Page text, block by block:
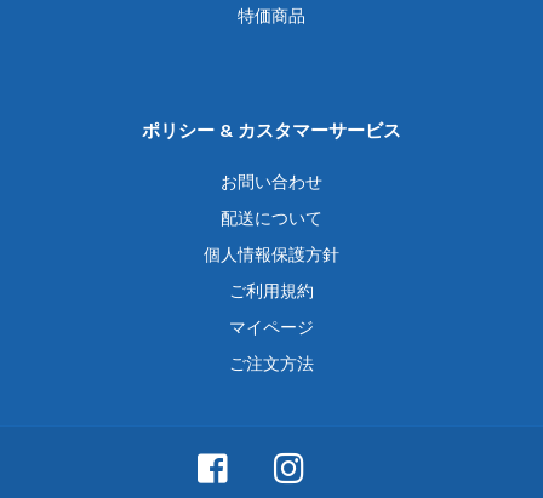
特価商品
ポリシー & カスタマーサービス
お問い合わせ
配送について
個人情報保護方針
ご利用規約
マイページ
ご注文方法